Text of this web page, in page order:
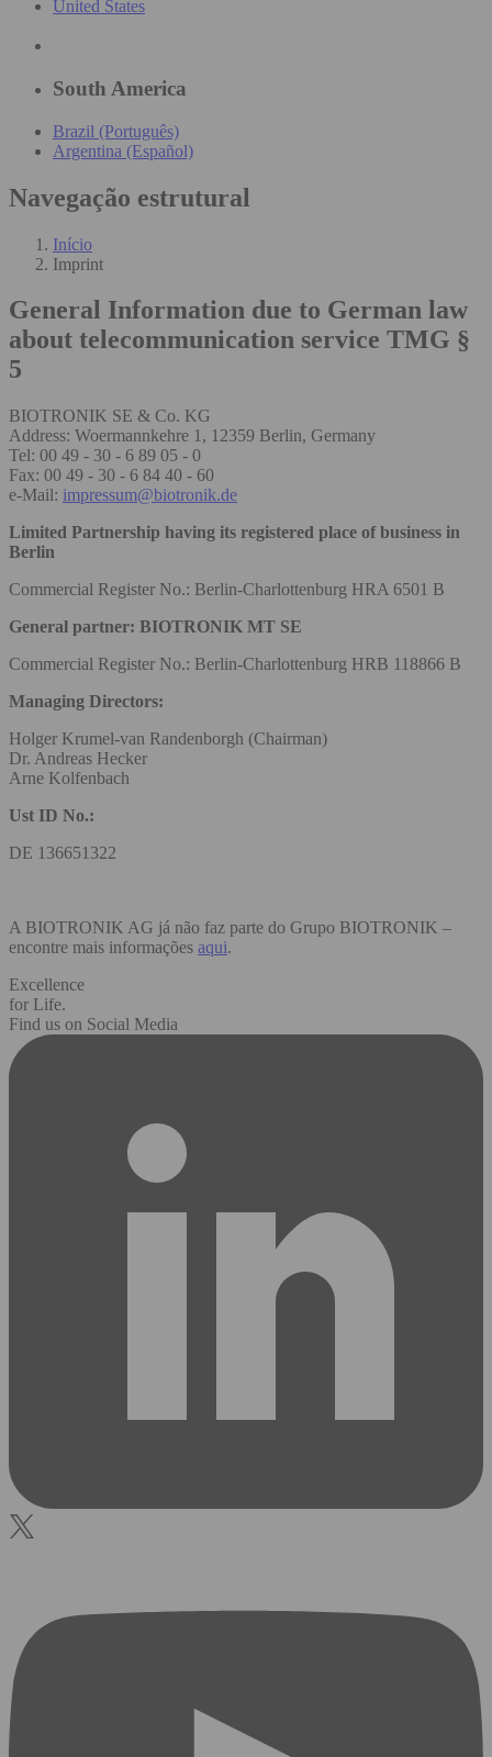
United States
South America
Brazil (Português)
Argentina (Español)
Navegação estrutural
Início
Imprint
General Information due to German law
about telecommunication service TMG §
5
BIOTRONIK SE & Co. KG
Address: Woermannkehre 1, 12359 Berlin, Germany
Tel: 00 49 - 30 - 6 89 05 - 0
Fax: 00 49 - 30 - 6 84 40 - 60
e-Mail: impressum@biotronik.de
Limited Partnership having its registered place of business in
Berlin
Commercial Register No.: Berlin-Charlottenburg HRA 6501 B
General partner: BIOTRONIK MT SE
Commercial Register No.: Berlin-Charlottenburg HRB 118866 B
Managing Directors:
Holger Krumel-van Randenborgh (Chairman)
Dr. Andreas Hecker
Arne Kolfenbach
Ust ID No.:
DE 136651322
A BIOTRONIK AG já não faz parte do Grupo BIOTRONIK –
encontre mais informações aqui.
Excellence
for Life.
Find us on Social Media